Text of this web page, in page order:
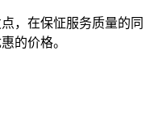
，在保怔服务质量的同
的价格。